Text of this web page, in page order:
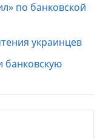
по банковской
украинцев
банковскую